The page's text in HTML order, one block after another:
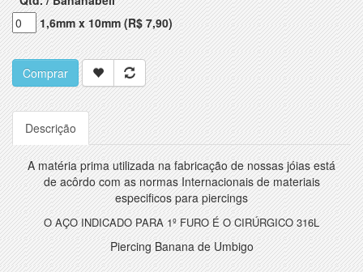
1,6mm x 10mm (R$ 7,90)
Comprar
Descrição
A matéria prima utilizada na fabricação de nossas jóias está
de acôrdo com as normas Internacionais de materiais
especificos para piercings
O AÇO INDICADO PARA 1º FURO É O CIRÚRGICO 316L
Piercing Banana de Umbigo